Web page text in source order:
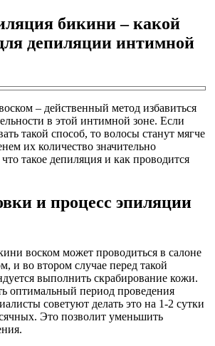
бикини – какой
депиляции интимной
– действенный метод избавиться
в этой интимной зоне. Если
такой способ, то волосы станут мягче
их количество значительно
такое депиляция и как проводится
и процесс эпиляции
воском может проводиться в салоне
и во втором случае перед такой
выполнить скрабирование кожи.
оптимальный период проведения
советуют делать это на 1-2 сутки
Это позволит уменьшить